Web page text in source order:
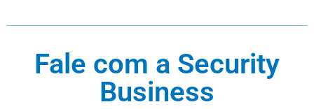
Fale com a Security
Business